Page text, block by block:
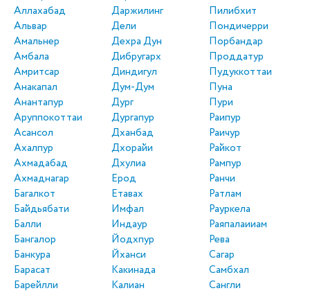
Аллахабад
Альвар
Амальнер
Амбала
Амритсар
Анакапал
Анантапур
Аруппокоттаи
Асансол
Ахалпур
Ахмадабад
Ахмаднагар
Багалкот
Байдьябати
Балли
Бангалор
Банкура
Барасат
Барейлли
Даржилинг
Дели
Дехра Дун
Дибругарх
Диндигул
Дум-Дум
Дург
Дургапур
Дханбад
Дхорайи
Дхулиа
Ерод
Етавах
Имфал
Индаур
Йодхпур
Йханси
Какинада
Калиан
Пилибхит
Пондичерри
Порбандар
Проддатур
Пудуккоттаи
Пуна
Пури
Раипур
Раичур
Райкот
Рампур
Ранчи
Ратлам
Рауркела
Раяпалаииам
Рева
Сагар
Самбхал
Сангли